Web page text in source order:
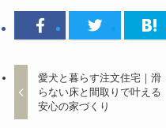
愛犬と暮らす注文住宅｜滑
らない床と間取りで叶える
安心の家づくり